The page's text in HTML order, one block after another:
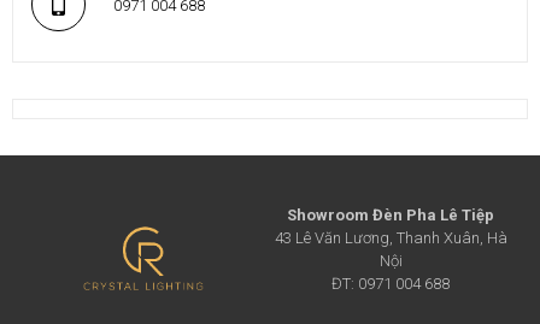
0971 004 688
Showroom Đèn Pha Lê Tiệp
43 Lê Văn Lương, Thanh Xuân, Hà
Nội
ĐT: 0971 004 688